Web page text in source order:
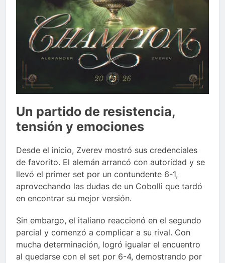
Un partido de resistencia,
tensión y emociones
Desde el inicio, Zverev mostró sus credenciales
de favorito. El alemán arrancó con autoridad y se
llevó el primer set por un contundente 6-1,
aprovechando las dudas de un Cobolli que tardó
en encontrar su mejor versión.
Sin embargo, el italiano reaccionó en el segundo
parcial y comenzó a complicar a su rival. Con
mucha determinación, logró igualar el encuentro
al quedarse con el set por 6-4, demostrando por